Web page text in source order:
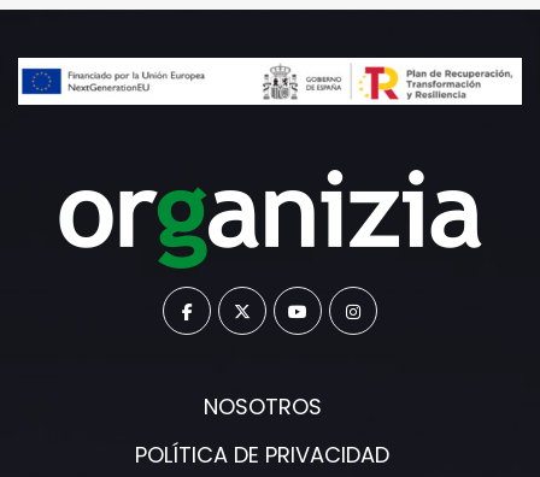
NOSOTROS
POLÍTICA DE PRIVACIDAD